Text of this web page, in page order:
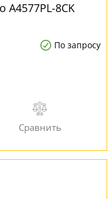
A4577PL-8CK
По запросу